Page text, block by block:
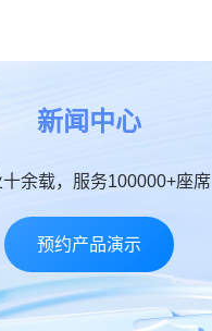
新闻中心
十余载，服务100000+座席
预约产品演示